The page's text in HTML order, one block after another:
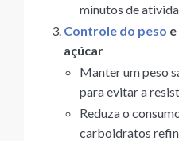
minutos de
Controle do peso
açúcar
Manter um peso
para evitar a
Reduza o
carboidratos